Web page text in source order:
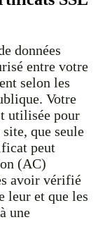
données
entre votre
selon les
Votre
utilisée pour
que seule
peut
(AC)
avoir vérifié
leur et que les
une